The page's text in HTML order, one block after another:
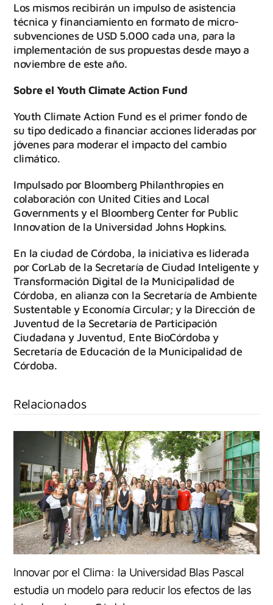
Los mismos recibirán un impulso de asistencia
técnica y financiamiento en formato de micro-
subvenciones de USD 5.000 cada una, para la
implementación de sus propuestas desde mayo a
noviembre de este año.
Sobre el Youth Climate Action Fund
Youth Climate Action Fund es el primer fondo de
su tipo dedicado a financiar acciones lideradas por
jóvenes para moderar el impacto del cambio
climático.
Impulsado por Bloomberg Philanthropies en
colaboración con United Cities and Local
Governments y el Bloomberg Center for Public
Innovation de la Universidad Johns Hopkins.
En la ciudad de Córdoba, la iniciativa es liderada
por CorLab de la Secretaría de Ciudad Inteligente y
Transformación Digital de la Municipalidad de
Córdoba, en alianza con la Secretaría de Ambiente
Sustentable y Economía Circular; y la Dirección de
Juventud de la Secretaría de Participación
Ciudadana y Juventud, Ente BioCórdoba y
Secretaría de Educación de la Municipalidad de
Córdoba.
Relacionados
Innovar por el Clima: la Universidad Blas Pascal
estudia un modelo para reducir los efectos de las